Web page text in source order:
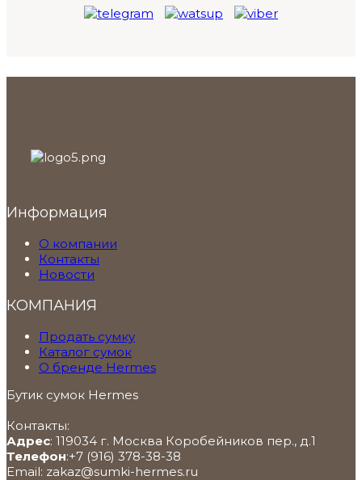
Информация
О компании
Контакты
Новости
КОМПАНИЯ
Продать сумку
Каталог сумок
О бренде Hermes
Бутик сумок Hermes
Контакты:
Адрес: 119034 г. Москва Коробейников пер., д.1
Телефон:+7 (916) 378-38-38
Email: zakaz@sumki-hermes.ru